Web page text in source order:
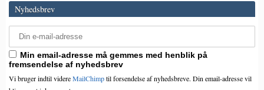
Nyhedsbrev
Min email-adresse må gemmes med henblik på
fremsendelse af nyhedsbrev
Vi bruger indtil videreMailChimptil forsendelse af nyhedsbreve. Din email-adresse vil